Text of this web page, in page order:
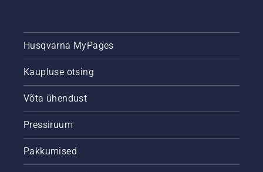
Husqvarna MyPages
Kaupluse otsing
Võta ühendust
Pressiruum
Pakkumised